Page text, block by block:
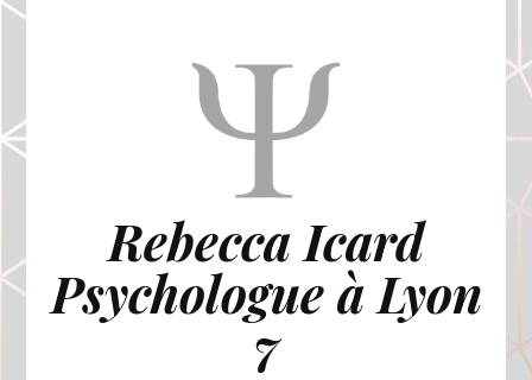
Rebecca Icard
Psychologue à Lyon
7